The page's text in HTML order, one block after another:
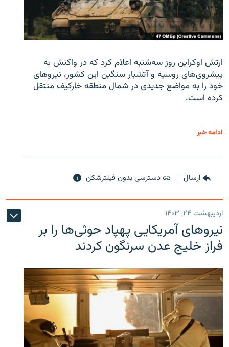
ارتش اوکراین روز سه‌شنبه اعلام کرد که در واکنش به
پیشروی‌های روسیه و آتشبار سنگین این کشور، نیروهای
خود را به مواضع جدیدی در شمال منطقه خارکیف منتقل
کرده است.
ادامه خبر
ارسال دسترسی بدون فیلترشکن
اردیبهشت ۲۴, ۱۴۰۳
نیروهای آمریکایی پهپاد حوثی‌ها را بر
فراز خلیج عدن سرنگون کردند